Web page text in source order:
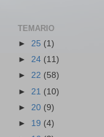
TEMARIO
► 25 (1)
► 24 (11)
► 22 (58)
► 21 (10)
► 20 (9)
► 19 (4)